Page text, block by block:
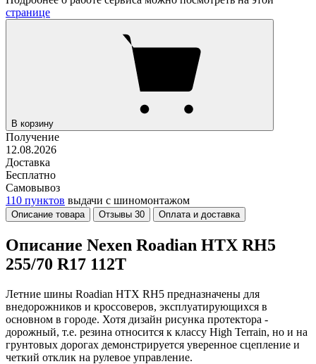
странице
В корзину
Получение
12.08.2026
Доставка
Бесплатно
Самовывоз
110 пунктов выдачи с шиномонтажом
Описание товара Отзывы 30 Оплата и доставка
Описание Nexen Roadian HTX RH5
255/70 R17 112T
Летние шины Roadian HTX RH5 предназначены для
внедорожников и кроссоверов, эксплуатирующихся в
основном в городе. Хотя дизайн рисунка протектора -
дорожный, т.е. резина относится к классу High Terrain, но и на
грунтовых дорогах демонстрируется уверенное сцепление и
четкий отклик на рулевое управление.